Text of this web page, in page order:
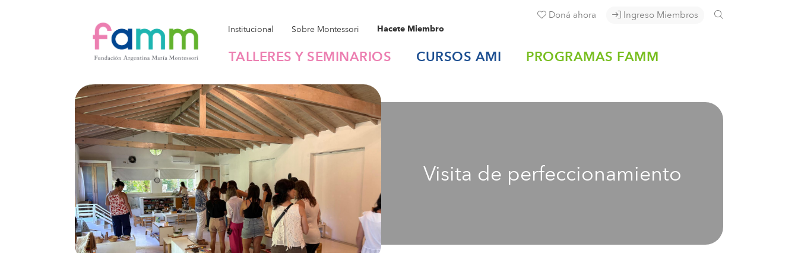
Doná ahora Ingreso Miembros
Institucional Sobre Montessori Hacete Miembro
TALLERES Y SEMINARIOS CURSOS AMI PROGRAMAS FAMM
Visita de perfeccionamiento